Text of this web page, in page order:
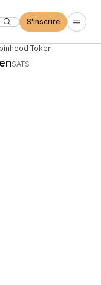
S'inscrire
Token
SATS